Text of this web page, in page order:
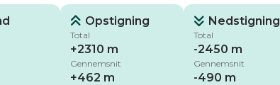
Opstigning
Total
+2310 m
Gennemsnit
+462 m
Nedstigning
Total
-2450 m
Gennemsnit
-490 m